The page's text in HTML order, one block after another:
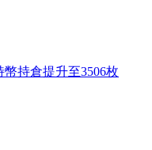
幣持倉提升至3506枚